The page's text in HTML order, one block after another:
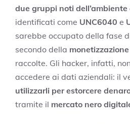
due gruppi noti
identificati come UNC6040 e
sarebbe occupato della fase
secondo della monetizzazione
raccolte. Gli hacker, infatti,
accedere ai dati aziendali: il
utilizzarli per estorcere
tramite il mercato nero